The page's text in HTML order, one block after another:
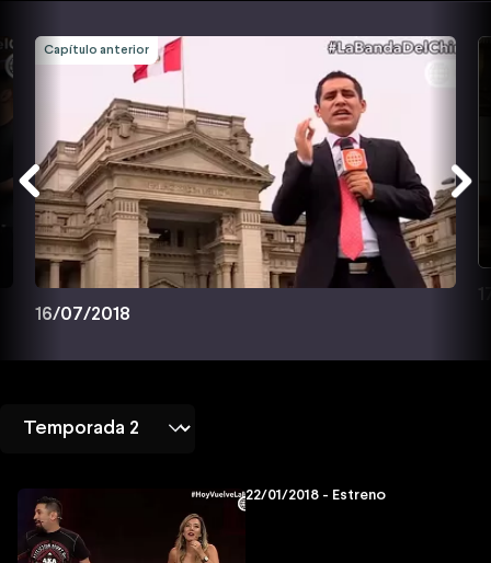
Capítulo anterior
16/07/2018
22/01/2018 - Estreno